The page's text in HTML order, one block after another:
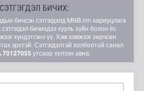
СЭТГЭГДЭЛ БИЧИХ:
бичсэн сэтгэгдэлд MNB.mn хариуцлага
бичихдээ хууль зүйн болон ёс
хүндэтгэнэ үү. Хэм хэмжээг зөрчсөн
эрхтэй. Сэтгэгдэлтэй холбоотой санал
70127055 утсаар хүлээн авна.